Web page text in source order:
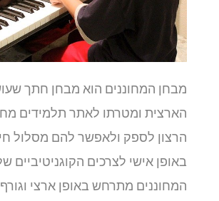
מבחן המחוננים הוא מבחן חתך
הארצית ומטרתו לאתר תלמידים
הרצון לספק ולאפשר להם מסלול
באופן אישי לצרכים הקוגניטיביים
המחוננים מתרחש באופן ארצי וגורף